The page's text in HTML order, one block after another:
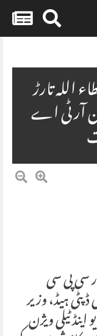
اللہ تارڑ
آر ٹی اے
سی پی سی
ہیڈ، وزیر
ٹیلی ویژن